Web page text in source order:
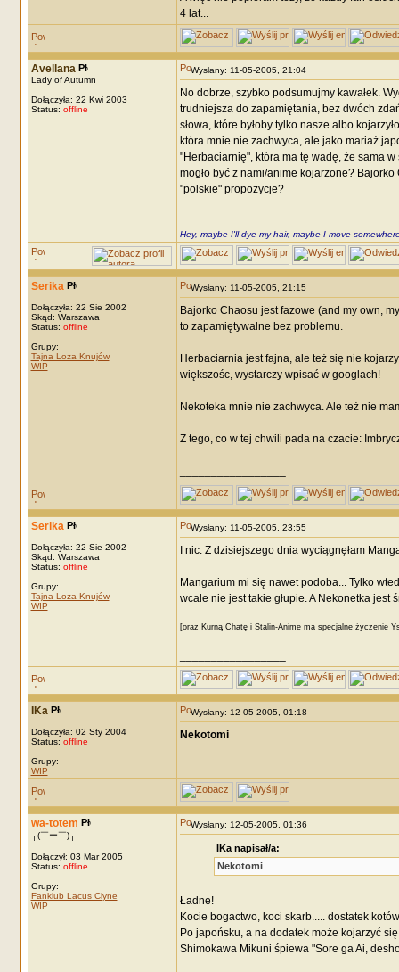
4 lat...
Avellana
Lady of Autumn
Dołączyła: 22 Kwi 2003
Status: offline
Wysłany: 11-05-2005, 21:04
No dobrze, szybko podsumujmy kawałek.
trudniejsza do zapamiętania, bez dwóch
słowa, które byłoby tylko nasze albo
która mnie nie zachwyca, ale jako mariaż
"Herbaciarnię", która ma tę wadę, że sama
mogło być z nami/anime kojarzone?
"polskie" propozycje?
Hey, maybe I'll dye my hair, maybe I move
Serika
Dołączyła: 22 Sie 2002
Skąd: Warszawa
Status: offline
Grupy:
Tajna Loża Knujów
WIP
Wysłany: 11-05-2005, 21:15
Bajorko Chaosu jest fazowe (and my own,
to zapamiętywalne bez problemu.
Herbaciarnia jest fajna, ale też się nie
większośc, wystarczy wpisać w googlach!
Nekoteka mnie nie zachwyca. Ale też nie
Z tego, co w tej chwili pada na czacie:
Serika
Dołączyła: 22 Sie 2002
Skąd: Warszawa
Status: offline
Grupy:
Tajna Loża Knujów
WIP
Wysłany: 11-05-2005, 23:55
I nic. Z dzisiejszego dnia wyciągnęłam
Mangarium mi się nawet podoba... Tylko
wcale nie jest takie głupie. A Nekonetka jest
[oraz Kurną Chatę i Stalin-Anime ma specjalne życzenie
IKa
Dołączyła: 02 Sty 2004
Status: offline
Grupy:
WIP
Wysłany: 12-05-2005, 01:18
Nekotomi
wa-totem
┐(￣ー￣)┌
Dołączył: 03 Mar 2005
Status: offline
Grupy:
Fanklub Lacus Clyne
WIP
Wysłany: 12-05-2005, 01:36
IKa napisał/a:
Nekotomi
Ładne!
Kocie bogactwo, koci skarb..... dostatek
Po japońsku, a na dodatek może kojarzyć
Shimokawa Mikuni śpiewa "Sore ga Ai,